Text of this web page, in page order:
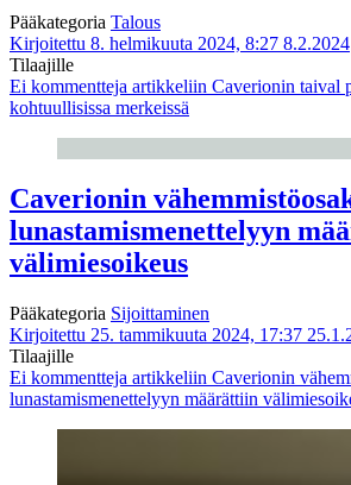
Pääkategoria Talous
Kirjoitettu 8. helmikuuta 2024, 8:27 8.2.2024
Tilaajille
Ei kommentteja artikkeliin Caverionin taival
kohtuullisissa merkeissä
Caverionin
lunastamismenettelyyn
välimiesoikeus
Pääkategoria Sijoittaminen
Kirjoitettu 25. tammikuuta 2024, 17:37
Tilaajille
Ei kommentteja artikkeliin Caverionin
lunastamismenettelyyn määrättiin